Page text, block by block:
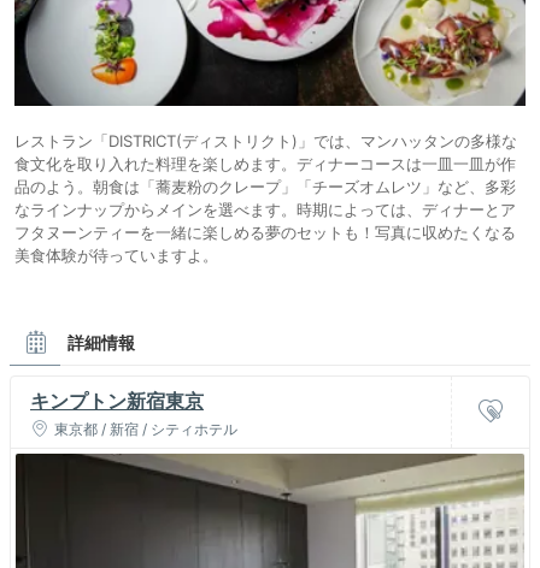
レストラン「DISTRICT(ディストリクト)」では、マンハッタンの多様な
食文化を取り入れた料理を楽しめます。ディナーコースは一皿一皿が作
品のよう。朝食は「蕎麦粉のクレープ」「チーズオムレツ」など、多彩
なラインナップからメインを選べます。時期によっては、ディナーとア
フタヌーンティーを一緒に楽しめる夢のセットも！写真に収めたくなる
美食体験が待っていますよ。
詳細情報
キンプトン新宿東京
東京都 / 新宿 / シティホテル